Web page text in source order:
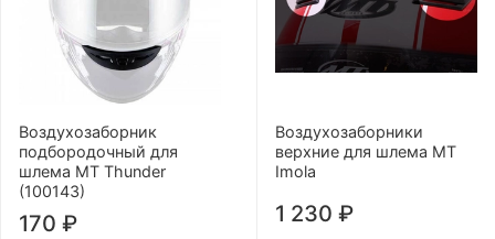
Воздухозаборник
подбородочный для
шлема MT Thunder
(100143)
170 ₽
Воздухозаборники
верхние для шлема MT
Imola
1 230 ₽